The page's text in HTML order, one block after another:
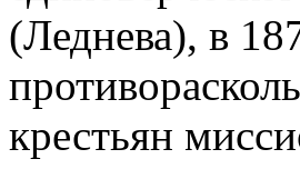
(Леднева), в
крестьян